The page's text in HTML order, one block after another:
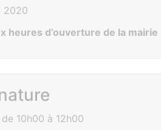
2020
heures d’ouverture de la mairie
10h00 à 12h00